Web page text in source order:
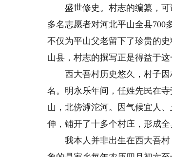
盛世修史。村志的编纂，可
多名志愿者对河北平山全县700
不仅为平山父老留下了珍贵的
山县，村志的撰写正是得益于这
西大吾村历史悠久，村子因
名。明永乐年间，任姓先民在
山，北傍滹沱河。因气候宜人
伸，铺开了十多个村庄，形成
我本人并非出生在西大吾村